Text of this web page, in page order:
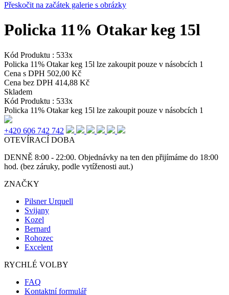
Přeskočit na začátek galerie s obrázky
Policka 11% Otakar keg 15l
Kód Produktu : 533x
Policka 11% Otakar keg 15l lze zakoupit pouze v násobcích 1
Cena s DPH 502,00 Kč
Cena bez DPH 414,88 Kč
Skladem
Kód Produktu : 533x
Policka 11% Otakar keg 15l lze zakoupit pouze v násobcích 1
+420 606 742 742
OTEVÍRACÍ DOBA
DENNĚ 8:00 - 22:00. Objednávky na ten den přijímáme do 18:00
hod. (bez záruky, podle vytíženosti aut.)
ZNAČKY
Pilsner Urquell
Svijany
Kozel
Bernard
Rohozec
Excelent
RYCHLÉ VOLBY
FAQ
Kontaktní formulář